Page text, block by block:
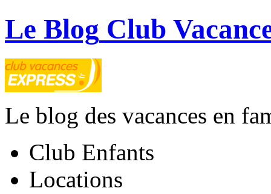
Le Blog Club
Le blog des vacances en
Club Enfants
Locations